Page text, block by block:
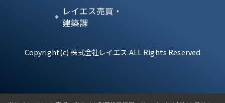
レイエス売買・
建築課
Copyright(c) 株式会社レイエス ALL Rights Reserved